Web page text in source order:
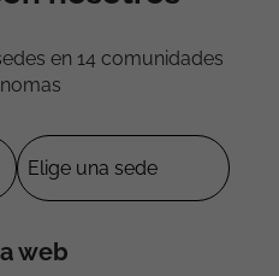
en 14 comunidades
web